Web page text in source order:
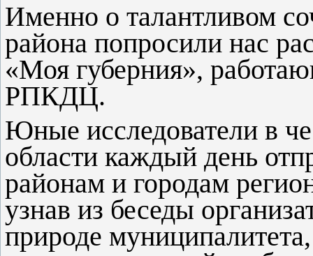
Именно о талантливом
района попросили нас
«Моя губерния»,
РПКДЦ.
Юные исследователи в
области каждый день
районам и городам
узнав из беседы
природе